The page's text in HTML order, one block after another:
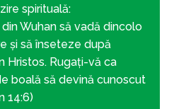
spirituală:
Wuhan să vadă dincolo
și să înseteze după
Hristos. Rugați-vă ca
boală să devină cunoscut
14:6)